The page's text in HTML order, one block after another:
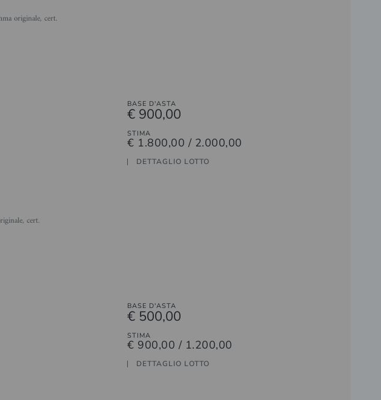
BASE D'ASTA
€ 900,00
STIMA
€ 1.800,00 / 2.000,00
DETTAGLIO LOTTO
BASE D'ASTA
€ 500,00
STIMA
€ 900,00 / 1.200,00
DETTAGLIO LOTTO